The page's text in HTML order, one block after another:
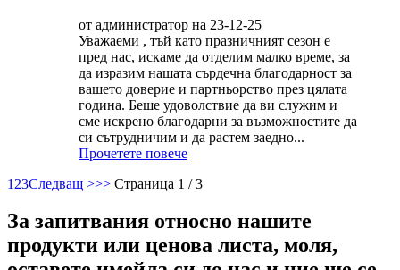
от администратор на 23-12-25
Уважаеми , тъй като празничният сезон е
пред нас, искаме да отделим малко време, за
да изразим нашата сърдечна благодарност за
вашето доверие и партньорство през цялата
година. Беше удоволствие да ви служим и
сме искрено благодарни за възможностите да
си сътрудничим и да растем заедно...
Прочетете повече
1 23Следващ >>> Страница 1 / 3
За запитвания относно нашите
продукти или ценова листа, моля,